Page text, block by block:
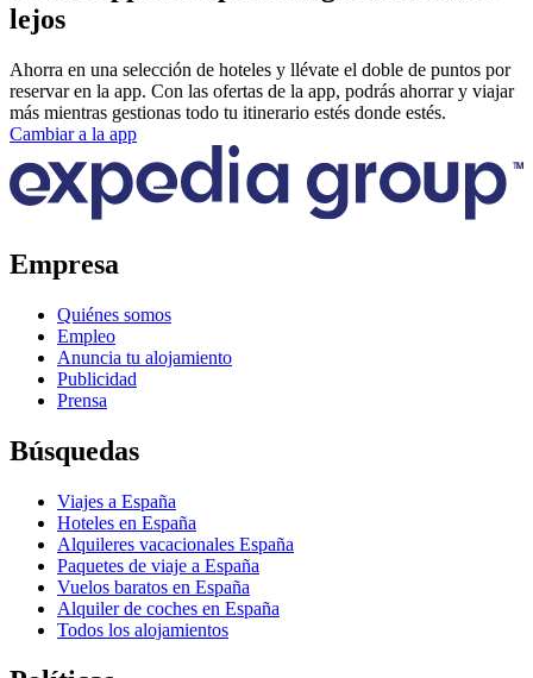
lejos
Ahorra en una selección de hoteles y llévate el doble de puntos por
reservar en la app. Con las ofertas de la app, podrás ahorrar y viajar
más mientras gestionas todo tu itinerario estés donde estés.
Cambiar a la app
Empresa
Quiénes somos
Empleo
Anuncia tu alojamiento
Publicidad
Prensa
Búsquedas
Viajes a España
Hoteles en España
Alquileres vacacionales España
Paquetes de viaje a España
Vuelos baratos en España
Alquiler de coches en España
Todos los alojamientos